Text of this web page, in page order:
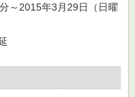
～2015年3月29日（日曜